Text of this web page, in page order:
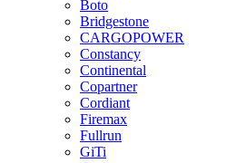
Boto
Bridgestone
CARGOPOWER
Constancy
Continental
Copartner
Cordiant
Firemax
Fullrun
GiTi